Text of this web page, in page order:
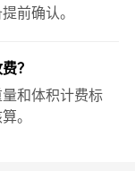
前确认。
？
和体积计费标
。